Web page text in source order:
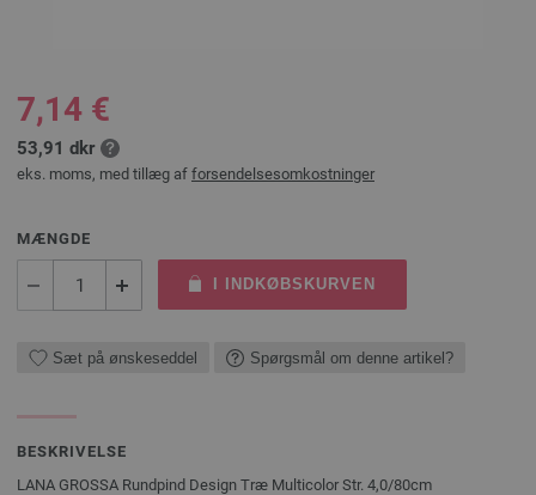
7,14 €
53,91 dkr
eks. moms, med tillæg af forsendelsesomkostninger
MÆNGDE
I INDKØBSKURVEN
Sæt på ønskeseddel Spørgsmål om denne artikel?
BESKRIVELSE
LANA GROSSA Rundpind Design Træ Multicolor Str. 4,0/80cm